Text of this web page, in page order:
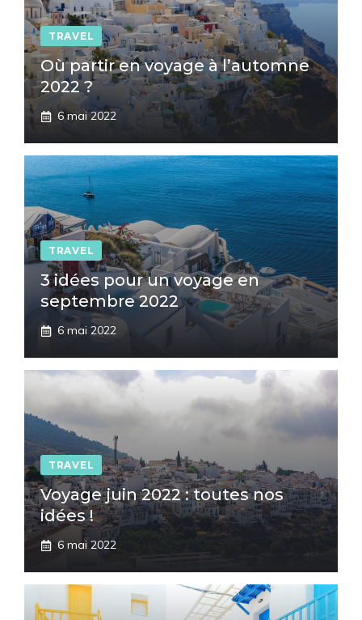
TRAVEL
Où partir en voyage à l’automne
2022 ?
6 mai 2022
TRAVEL
3 idées pour un voyage en
septembre 2022
6 mai 2022
TRAVEL
Voyage juin 2022 : toutes nos
idées !
6 mai 2022